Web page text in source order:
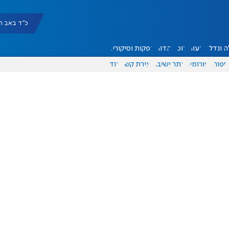
כ"ד באב תשפ"ו
ונדל"ן דעות אוכל יהדות הפקות וסיקורים
ספורט פורומים אתר ישיבה יצירת קשר עוד